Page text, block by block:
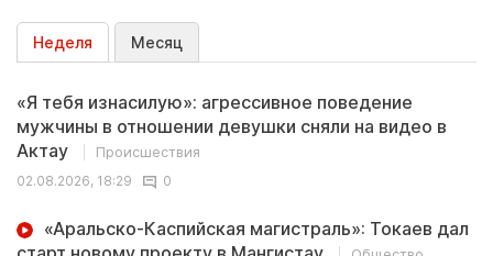
Неделя Месяц
«Я тебя изнасилую»: агрессивное поведение
мужчины в отношении девушки сняли на видео в
Актау
Происшествия
02.08.2026, 18:29
0
«Аральско-Каспийская магистраль»: Токаев дал